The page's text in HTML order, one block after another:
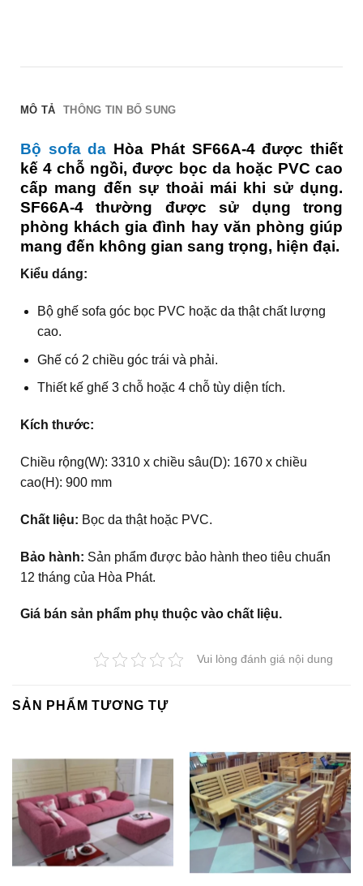
MÔ TẢ THÔNG TIN BỔ SUNG
Bộ sofa da Hòa Phát SF66A-4 được thiết
kế 4 chỗ ngồi, được bọc da hoặc PVC cao
cấp mang đến sự thoải mái khi sử dụng.
SF66A-4 thường được sử dụng trong
phòng khách gia đình hay văn phòng giúp
mang đến không gian sang trọng, hiện đại.
Kiểu dáng:
Bộ ghế sofa góc bọc PVC hoặc da thật chất lượng
cao.
Ghế có 2 chiều góc trái và phải.
Thiết kế ghế 3 chỗ hoặc 4 chỗ tùy diện tích.
Kích thước:
Chiều rộng(W): 3310 x chiều sâu(D): 1670 x chiều
cao(H): 900 mm
Chất liệu: Bọc da thật hoặc PVC.
Bảo hành: Sản phẩm được bảo hành theo tiêu chuẩn
12 tháng của Hòa Phát.
Giá bán sản phẩm phụ thuộc vào chất liệu.
Vui lòng đánh giá nội dung
SẢN PHẨM TƯƠNG TỰ